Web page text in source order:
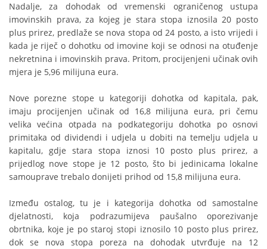
Nadalje, za dohodak od vremenski ograničenog ustupa
imovinskih prava, za kojeg je stara stopa iznosila 20 posto
plus prirez, predlaže se nova stopa od 24 posto, a isto vrijedi i
kada je riječ o dohotku od imovine koji se odnosi na otuđenje
nekretnina i imovinskih prava. Pritom, procijenjeni učinak ovih
mjera je 5,96 milijuna eura.
Nove porezne stope u kategoriji dohotka od kapitala, pak,
imaju procijenjen učinak od 16,8 milijuna eura, pri čemu
velika većina otpada na podkategoriju dohotka po osnovi
primitaka od dividendi i udjela u dobiti na temelju udjela u
kapitalu, gdje stara stopa iznosi 10 posto plus prirez, a
prijedlog nove stope je 12 posto, što bi jedinicama lokalne
samouprave trebalo donijeti prihod od 15,8 milijuna eura.
Između ostalog, tu je i kategorija dohotka od samostalne
djelatnosti, koja podrazumijeva paušalno oporezivanje
obrtnika, koje je po staroj stopi iznosilo 10 posto plus prirez,
dok se nova stopa poreza na dohodak utvrđuje na 12